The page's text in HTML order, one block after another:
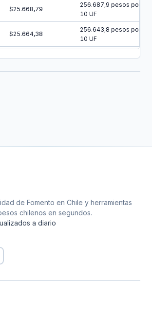
$25.668,79
256.687,9 pesos por
10 UF
$25.664,38
256.643,8 pesos por
10 UF
$25.659,96
256.335 pesos por
10 UF
de Fomento en Chile y herramientas
chilenos en segundos.
a diario